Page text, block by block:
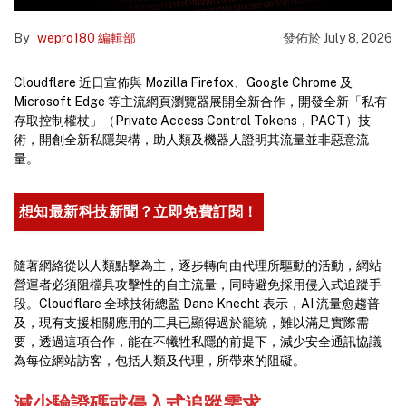
By wepro180 編輯部 發佈於July 8, 2026
Cloudflare 近日宣佈與 Mozilla Firefox、Google Chrome 及
Microsoft Edge 等主流網頁瀏覽器展開全新合作，開發全新「私有
存取控制權杖」（Private Access Control Tokens，PACT）技
術，開創全新私隱架構，助人類及機器人證明其流量並非惡意流
量。
想知最新科技新聞？立即免費訂閱！
隨著網絡從以人類點擊為主，逐步轉向由代理所驅動的活動，網站
營運者必須阻檔具攻擊性的自主流量，同時避免採用侵入式追蹤手
段。Cloudflare 全球技術總監 Dane Knecht 表示，AI 流量愈趨普
及，現有支援相關應用的工具已顯得過於籠統，難以滿足實際需
要，透過這項合作，能在不犧牲私隱的前提下，減少安全通訊協議
為每位網站訪客，包括人類及代理，所帶來的阻礙。